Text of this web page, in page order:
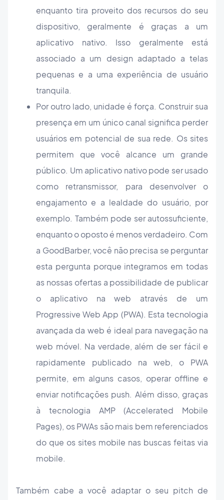
enquanto tira proveito dos recursos do seu
dispositivo, geralmente é graças a um
aplicativo nativo. Isso geralmente está
associado a um design adaptado a telas
pequenas e a uma experiência de usuário
tranquila.
Por outro lado, unidade é força. Construir sua
presença em um único canal significa perder
usuários em potencial de sua rede. Os sites
permitem que você alcance um grande
público. Um aplicativo nativo pode ser usado
como retransmissor, para desenvolver o
engajamento e a lealdade do usuário, por
exemplo. Também pode ser autossuficiente,
enquanto o oposto é menos verdadeiro. Com
a GoodBarber, você não precisa se perguntar
esta pergunta porque integramos em todas
as nossas ofertas a possibilidade de publicar
o aplicativo na web através de um
Progressive Web App (PWA). Esta tecnologia
avançada da web é ideal para navegação na
web móvel. Na verdade, além de ser fácil e
rapidamente publicado na web, o PWA
permite, em alguns casos, operar offline e
enviar notificações push. Além disso, graças
à tecnologia AMP (Accelerated Mobile
Pages), os PWAs são mais bem referenciados
do que os sites mobile nas buscas feitas via
mobile.
Também cabe a você adaptar o seu pitch de